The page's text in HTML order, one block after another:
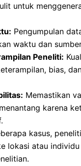
untuk
Pengumpulan
waktu dan
Peneliti:
bias,
Memastikan
karena
kasus,
lokasi atau